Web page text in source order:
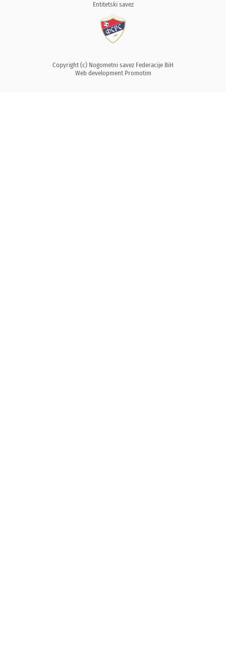
Entitetski savez
Copyright (c) Nogometni savez Federacije BiH
Web development Promotim